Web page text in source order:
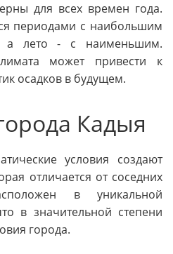
для всех времен года.
периодами с наибольшим
а лето - с наименьшим.
может привести к
осадков в будущем.
Кадыя
условия создают
отличается от соседних
в уникальной
в значительной степени
города.